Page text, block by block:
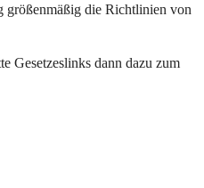
größenmäßig die Richtlinien von
Gesetzeslinks dann dazu zum